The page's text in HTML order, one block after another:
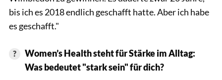
bis ich es 2018 endlich geschafft hatte. Aber ich habe
es geschafft."
Women’s Health steht für Stärke im Alltag:
Was bedeutet "stark sein" für dich?